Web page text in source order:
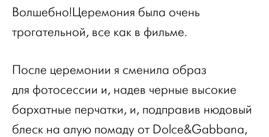
Волшебно!Церемония была очень
трогательной, все как в фильме.
После церемонии я сменила образ
для фотосессии и, надев черные высокие
бархатные перчатки, и, подправив нюдовый
блеск на алую помаду от Dolce&Gabbana,